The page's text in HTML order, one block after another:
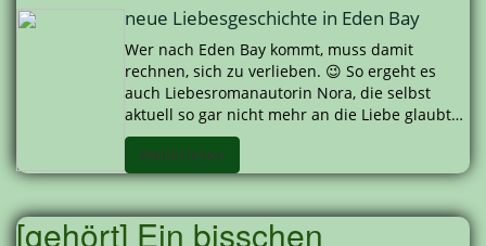
neue Liebesgeschichte in Eden Bay
Wer nach Eden Bay kommt, muss damit
rechnen, sich zu verlieben. 😉 So ergeht es
auch Liebesromanautorin Nora, die selbst
aktuell so gar nicht mehr an die Liebe glaubt…
Weiterlesen
[gehört] Ein bisschen